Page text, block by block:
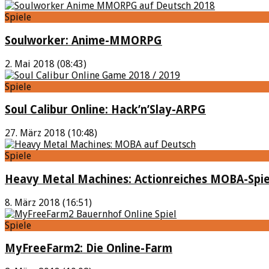
Spiele
Soulworker: Anime-MMORPG
2. Mai 2018 (08:43)
Spiele
Soul Calibur Online: Hack’n’Slay-ARPG
27. März 2018 (10:48)
Spiele
Heavy Metal Machines: Actionreiches MOBA-
8. März 2018 (16:51)
Spiele
MyFreeFarm2: Die Online-Farm